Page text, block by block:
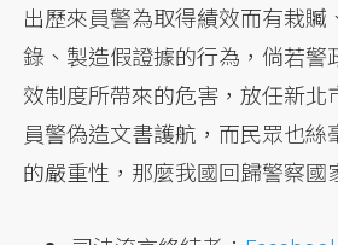
出歷來員警為取得績效而有栽贓
錄、製造假證據的行為，倘若警
效制度所帶來的危害，放任新北
員警偽造文書護航，而民眾也絲
的嚴重性，那麼我國回歸警察國